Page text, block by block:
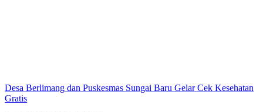
Desa Berlimang dan Puskesmas Sungai Baru Gelar Cek Kesehatan
Gratis